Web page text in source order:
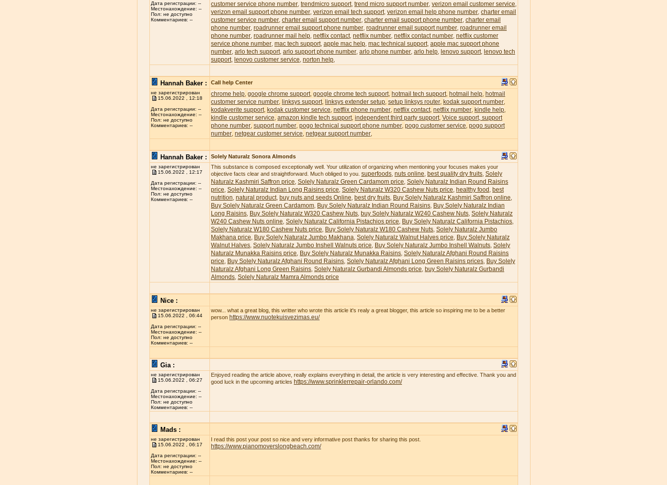
Дата регистрации: --
Местонахождение: --
Пол: не доступно
Комментариев: --
customer service phone number trendmicro support, trend micro support number verizon email customer service
verizon email support phone number verizon email tech support, verizon email help phone number charter email
customer service number charter email support number charter email support phone number charter email
phone number roadrunner email support phone number roadrunner email support number roadrunner email
phone number roadrunner mail help netflix contact, netflix number netflix contact number netflix customer
service phone number mac tech support, apple mac help mac technical support, apple mac support phone
number arlo tech support, arlo support phone number arlo phone number arlo help lenovo support,
lenovo tech
support, lenovo customer service norton help
Hannah Baker : Call help Center
не зарегистрирован
15.06.2022 , 12:18
Дата регистрации: --
Местонахождение: --
Пол: не доступно
Комментариев: --
chrome help google chrome support google chrome tech support hotmail tech support hotmail help hotmail
customer service number
linksys support linksys extender setup setup linksys router kodak support number
kodakverite support kodak customer service netflix phone number netflix contact netflix number kindle help
kindle customer service amazon kindle tech support independent third party support Voice support, support
phone number support number pogo technical support phone number pogo customer service pogo support
number netgear customer service netgear support number
Hannah Baker : Solely Naturalz Sonora Almonds
не зарегистрирован
15.06.2022 , 12:17
Дата регистрации: --
Местонахождение: --
Пол: не доступно
Комментариев: --
This substance is composed exceptionally well. Your utilization of organizing when mentioning your focuses makes your
objective facts clear and straightforward. Much obliged to you. superfoods nuts online best quality dry fruits Solely
Naturalz Kashmiri Saffron price Solely Naturalz Green Cardamom price Solely Naturalz Indian Round Raisins
price Solely Naturalz Indian Long Raisins price Solely Naturalz W320 Cashew Nuts price healthy food
best
nutrition natural product, buy nuts and seeds Online best dry fruits Buy Solely Naturalz Kashmiri Saffron online
Buy Solely Naturalz Green Cardamom Buy Solely Naturalz Indian Round Raisins Buy Solely Naturalz Indian
Long Raisins Buy Solely Naturalz W320 Cashew Nuts buy Solely Naturalz W240 Cashew Nuts Solely Naturalz
W240 Cashew Nuts online Solely Naturalz California Pistachios price Buy Solely Naturalz California Pistachios
Solely Naturalz W180 Cashew Nuts price Buy Solely Naturalz W180 Cashew Nuts Solely Naturalz Jumbo
Makhana price
Buy Solely Naturalz Jumbo Makhana Solely Naturalz Walnut Halves price
Buy Solely Naturalz
Walnut Halves Solely Naturalz Jumbo Inshell Walnuts price Buy Solely Naturalz Jumbo Inshell Walnuts Solely
Naturalz Munakka Raisins price
Buy Solely Naturalz Munakka Raisins Solely Naturalz Afghani Round Raisins
price
Buy Solely Naturalz Afghani Round Raisins Solely Naturalz Afghani Long Green Raisins prices Buy Solely
Naturalz Afghani Long Green Raisins Solely Naturalz Gurbandi Almonds price buy Solely Naturalz Gurbandi
Almonds Solely Naturalz Mamra Almonds price
Nice :
не зарегистрирован
15.06.2022 , 06:44
Дата регистрации: --
Местонахождение: --
Пол: не доступно
Комментариев: --
wow... what a great blog, this writter who wrote this article it's realy a great blogger, this article so inspiring me to be a better
person https://www.nuotekuisvezimas.eu/
Gia :
не зарегистрирован
15.06.2022 , 06:27
Дата регистрации: --
Местонахождение: --
Пол: не доступно
Комментариев: --
Enjoyed reading the article above, really explains everything in detail, the article is very interesting and effective. Thank you and
good luck in the upcoming articles https://www.sprinklerrepair-orlando.com/
Mads :
не зарегистрирован
15.06.2022 , 06:17
Дата регистрации: --
Местонахождение: --
Пол: не доступно
Комментариев: --
I read this post your post so nice and very informative post thanks for sharing this post.
https://www.pianomoverslongbeach.com/